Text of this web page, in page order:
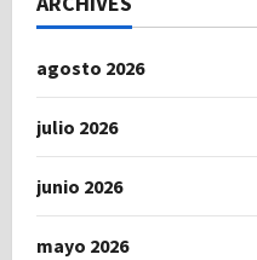
agosto 2026
julio 2026
junio 2026
mayo 2026